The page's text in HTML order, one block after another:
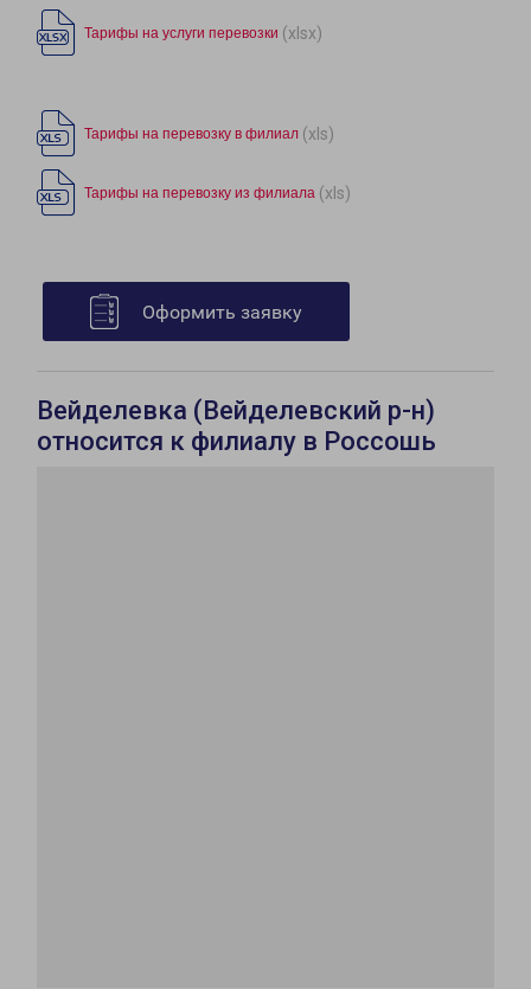
Тарифы на услуги перевозки (xlsx)
Тарифы на перевозку в филиал (xls)
Тарифы на перевозку из филиала (xls)
Оформить заявку
Вейделевка (Вейделевский р-н)
относится к филиалу в Россошь